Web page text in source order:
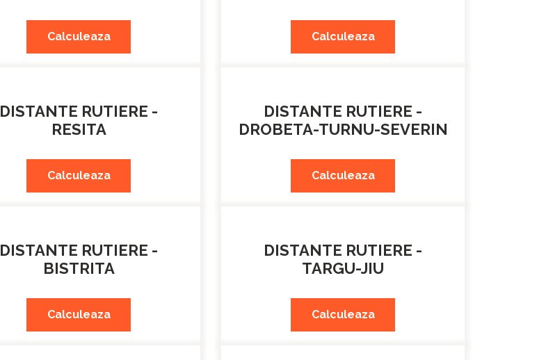
Calculeaza Calculeaza
DISTANTE RUTIERE -
RESITA
Calculeaza
DISTANTE RUTIERE -
DROBETA-TURNU-SEVERIN
Calculeaza
DISTANTE RUTIERE -
BISTRITA
Calculeaza
DISTANTE RUTIERE -
TARGU-JIU
Calculeaza